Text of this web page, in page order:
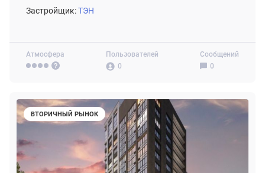
Атмосфера
Пользователей
0
Сообщений
0
Застройщик:ТЭН
ВТОРИЧНЫЙ РЫНОК